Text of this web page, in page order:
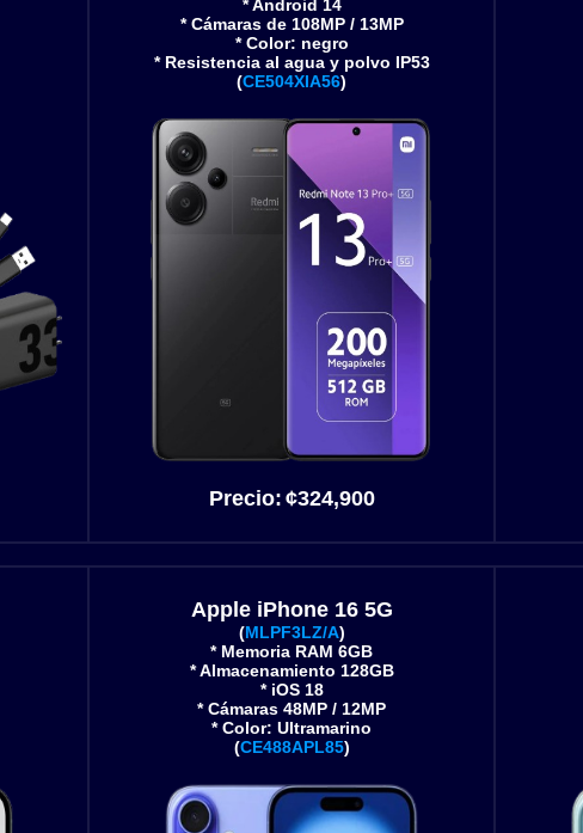
* Android 14
* Cámaras de 108MP / 13MP
* Color: negro
* Resistencia al agua y polvo IP53
(CE504XIA56)
Precio: ¢324,900
Apple iPhone 16 5G
(MLPF3LZ/A)
* Memoria RAM 6GB
* Almacenamiento 128GB
* iOS 18
* Cámaras 48MP / 12MP
* Color: Ultramarino
(CE488APL85)